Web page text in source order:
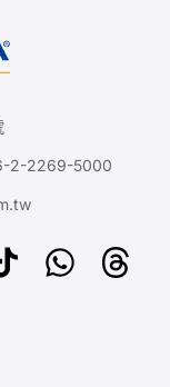
2-2269-5000